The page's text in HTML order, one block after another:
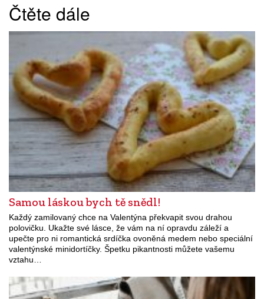
Čtěte dále
Samou láskou bych tě snědl!
Každý zamilovaný chce na Valentýna překvapit svou drahou
polovičku. Ukažte své lásce, že vám na ní opravdu záleží a
upečte pro ni romantická srdíčka ovoněná medem nebo speciální
valentýnské minidortíčky. Špetku pikantnosti můžete vašemu
vztahu…